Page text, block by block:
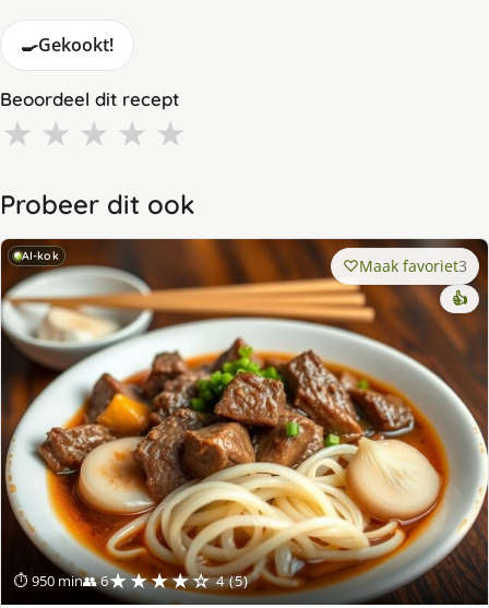
🍳Gekookt!
Beoordeel dit recept
★ ★ ★ ★ ★
Probeer dit ook
AI-kok
⏱ 950 min👥 6★★★★☆ 4 (5)
Maak favoriet3
👍